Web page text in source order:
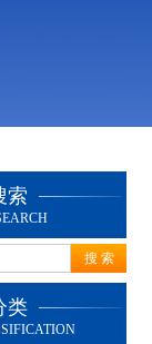
索
类